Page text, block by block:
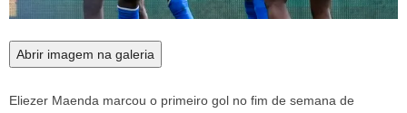
Abrir imagem na galeria
Eliezer Maenda marcou o primeiro gol no fim de semana de